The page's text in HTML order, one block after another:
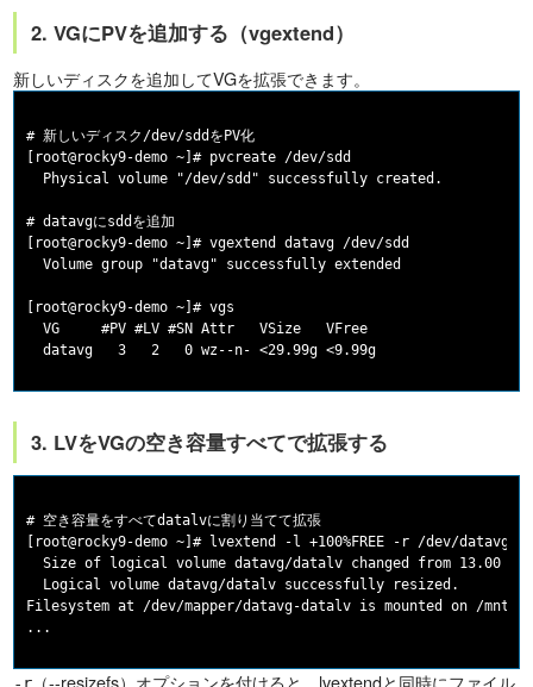
2. VGにPVを追加する（vgextend）
新しいディスクを追加してVGを拡張できます。
# 新しいディスク/dev/sddをPV化
[root@rocky9-demo ~]# pvcreate /dev/sdd
  Physical volume "/dev/sdd" successfully created.
# datavgにsddを追加
[root@rocky9-demo ~]# vgextend datavg /dev/sdd
  Volume group "datavg" successfully extended
[root@rocky9-demo ~]# vgs
  VG     #PV #LV #SN Attr   VSize   VFree
3. LVをVGの空き容量すべてで拡張する
# 空き容量をすべてdatalvに割り当てて拡張
[root@rocky9-demo ~]# lvextend -l +100%FREE -r /dev/datavg/
Size of logical volume datavg/datalv changed from 13.00
  Logical volume datavg/datalv successfully resized.
Filesystem at /dev/mapper/datavg-datalv is mounted on /
（--resizefs）オプションを付けると、lvextendと同時にファイル